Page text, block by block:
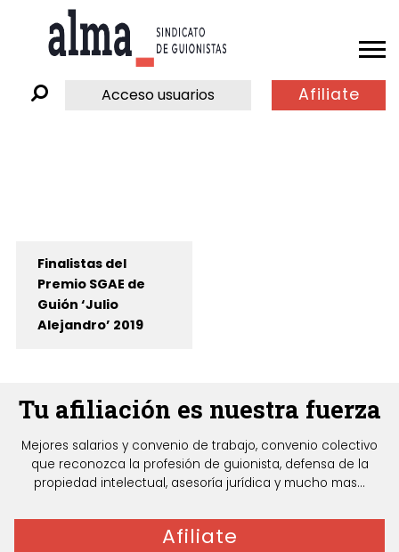
Acceso usuarios Afiliate
Finalistas del
Premio SGAE de
Guión ‘Julio
Alejandro’ 2019
Tu afiliación es nuestra fuerza
Mejores salarios y convenio de trabajo, convenio colectivo
que reconozca la profesión de guionista, defensa de la
propiedad intelectual, asesoría jurídica y mucho mas...
Afiliate